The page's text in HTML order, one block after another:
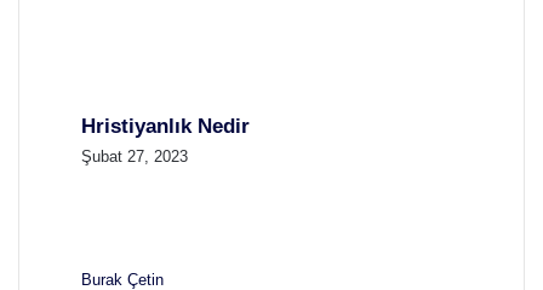
Hristiyanlık Nedir
Şubat 27, 2023
Burak Çetin